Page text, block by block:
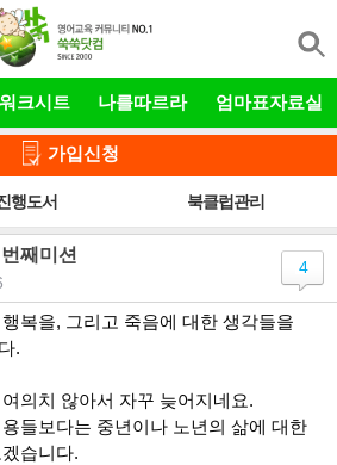
크시트 나를따르라 엄마표자료실
가입신청
행도서 북클럽관리
째미션
4
복을, 그리고 죽음에 대한 생각들을
.
의치 않아서 자꾸 늦어지네요.
들보다는 중년이나 노년의 삶에 대한
습니다.